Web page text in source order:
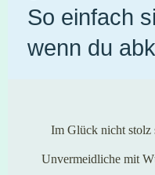
So einfach
wenn du
Im Glück nicht stolz
Unvermeidliche mit